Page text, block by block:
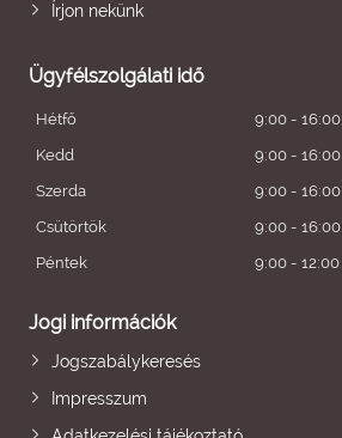
Írjon nekünk
Ügyfélszolgálati idő
Hétfő
9:00 - 16:00
Kedd
9:00 - 16:00
Szerda
9:00 - 16:00
Csütörtök
9:00 - 16:00
Péntek
9:00 - 12:00
Jogi információk
Jogszabálykeresés
Impresszum